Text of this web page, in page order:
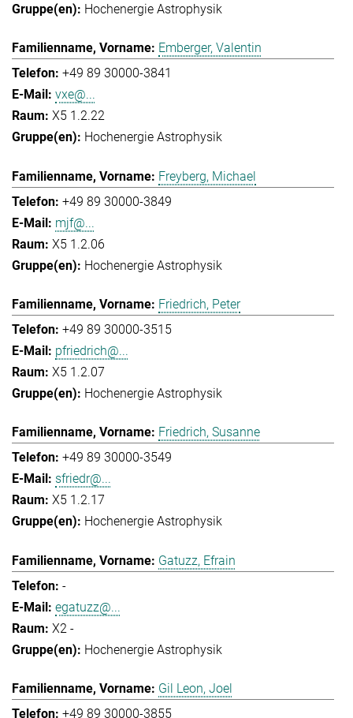
Hochenergie Astrophysik
Emberger, Valentin
+49 89 30000-3841
vxe@...
X5 1.2.22
Hochenergie Astrophysik
Freyberg, Michael
+49 89 30000-3849
mjf@...
X5 1.2.06
Hochenergie Astrophysik
Friedrich, Peter
+49 89 30000-3515
pfriedrich@...
X5 1.2.07
Hochenergie Astrophysik
Friedrich, Susanne
+49 89 30000-3549
sfriedr@...
X5 1.2.17
Hochenergie Astrophysik
Gatuzz, Efrain
-
egatuzz@...
X2 -
Hochenergie Astrophysik
Gil Leon, Joel
+49 89 30000-3855